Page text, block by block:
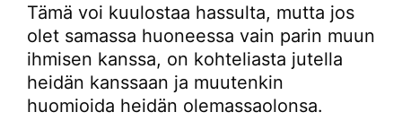
Tämä voi kuulostaa hassulta, mutta jos
olet samassa huoneessa vain parin muun
ihmisen kanssa, on kohteliasta jutella
heidän kanssaan ja muutenkin
huomioida heidän olemassaolonsa.